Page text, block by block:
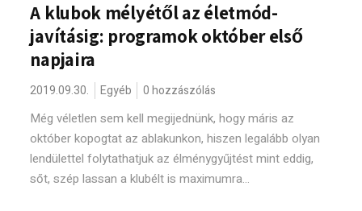
A klubok mélyétől az életmód-
javításig: programok október első
napjaira
2019.09.30. Egyéb 0 hozzászólás
Még véletlen sem kell megijednünk, hogy máris az
október kopogtat az ablakunkon, hiszen legalább olyan
lendülettel folytathatjuk az élménygyűjtést mint eddig,
sőt, szép lassan a klubélt is maximumra...